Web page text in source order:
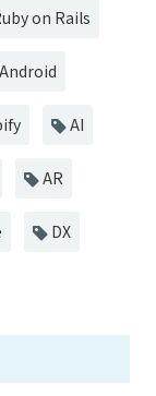
on Rails
Android
AI
AR
DX